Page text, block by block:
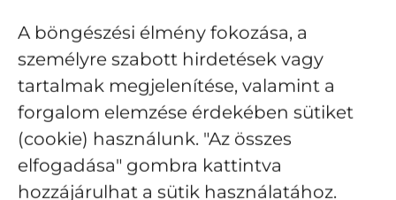
A böngészési élmény fokozása, a
személyre szabott hirdetések vagy
tartalmak megjelenítése, valamint a
forgalom elemzése érdekében sütiket
(cookie) használunk. "Az összes
elfogadása" gombra kattintva
hozzájárulhat a sütik használatához.
tartósabb tapadásmentességért és a minőség
fenntartásáért:
Öblítse le a vasöntvényből készült sütőt, lábost
vagy serpenyőt, egy kevés mosogatószerrel
mossa el majd öblítse le, és törölje szárazra a
lábost vagy serpenyőt
Töltse meg az edény alját kb. 1 cm magasan
étolajjal, és melegítse közepes lángon, amíg
füstölni nem kezd. Vegye le az edényt a